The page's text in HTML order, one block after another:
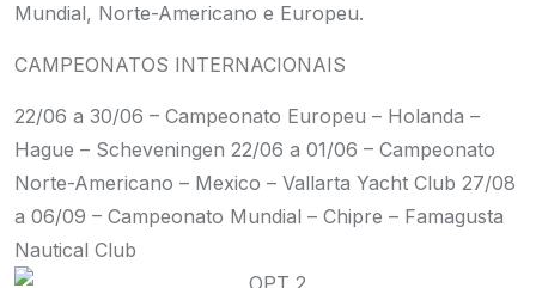
Mundial, Norte-Americano e Europeu.
CAMPEONATOS INTERNACIONAIS
22/06 a 30/06 – Campeonato Europeu – Holanda –
Hague – Scheveningen 22/06 a 01/06 – Campeonato
Norte-Americano – Mexico – Vallarta Yacht Club 27/08
a 06/09 – Campeonato Mundial – Chipre – Famagusta
Nautical Club